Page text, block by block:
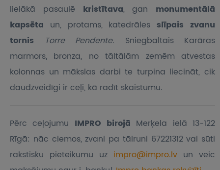
lielākā pasaulē kristītava, gan monumentālā
kapsēta un, protams, katedrālesslīpais zvanu
tornis
Torre Pendente. Sniegbaltais Karāras
marmors, bronza, no tāltālām zemēm atvestas
kolonnas un mākslas darbi te turpina liecināt, cik
daudzveidīgi ir ceļi, kā radīt skaistumu.
Pērc ceļojumu IMPRO birojā Merķela ielā 13-122
Rīgā: nāc ciemos, zvani pa tālruni 67221312 vai sūti
rakstisku pieteikumu uz impro@impro.lv un veic